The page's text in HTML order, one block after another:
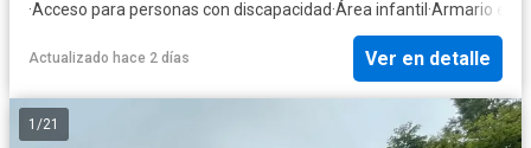
·Acceso para personas con discapacidad·Área infantil ·Armario
Actualizado hace 2 días Ver en detalle
1 /21